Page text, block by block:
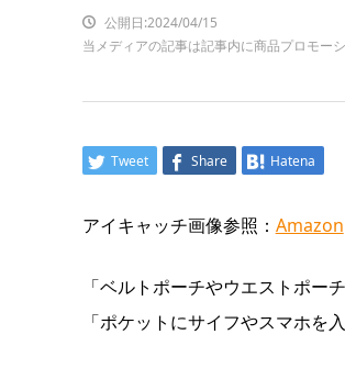
公開日:2024/04/15
当メディアの記事は記事内に商品プロモー
Tweet Share Hatena
アイキャッチ画像参照： Amazon
「ベルトポーチやウエストポー
「ポケットにサイフやスマホを